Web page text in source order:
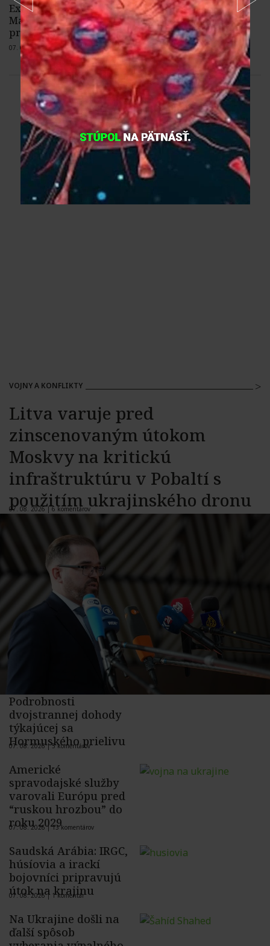
Export elektriny zo Slovenska do
Maďarska v niektorých hodinách
presiahol 2,5 GW
07. 08. 2026 |3 komentáre
VOJNY A KONFLIKTY
Litva varuje pred
zinscenovaným útokom
Moskvy na kritickú
infraštruktúru v Pobaltí s
použitím ukrajinského dronu
07. 08. 2026 |6 komentárov
Podrobnosti
dvojstrannej dohody
týkajúcej sa
Hormuského prielivu
07. 08. 2026 |5 komentárov
Americké
spravodajské služby
varovali Európu pred
“ruskou hrozbou” do
roku 2029
07. 08. 2026 |13 komentárov
Saudská Arábia: IRGC,
húsíovia a irackí
bojovníci pripravujú
útok na krajinu
07. 08. 2026 | 1 komentár
Na Ukrajine došli na
ďalší spôsob